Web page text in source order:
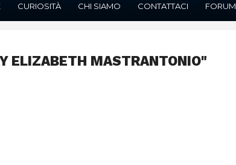
CURIOSITÀ CHI SIAMO CONTATTACI FORUM
ELIZABETH MASTRANTONIO"